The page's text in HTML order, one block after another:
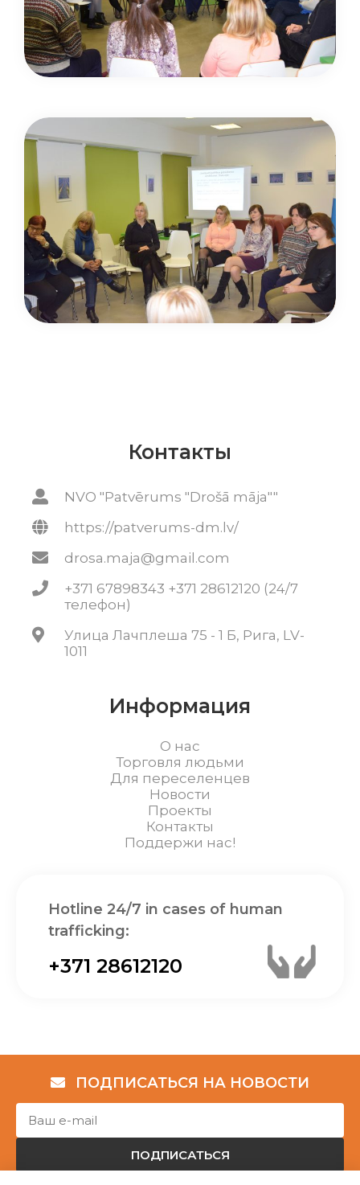
Контакты
NVO "Patvērums "Drošā māja""
https://patverums-dm.lv/
drosa.maja@gmail.com
+371 67898343 +371 28612120 (24/7
телефон)
Улица Лачплеша 75 - 1 Б, Рига, LV-
1011
Информация
О нас
Торговля людьми
Для переселенцев
Новости
Проекты
Контакты
Поддержи нас!
Hotline 24/7 in cases of human
trafficking:
+371 28612120
ПОДПИСАТЬСЯ НА НОВОСТИ
ПОДПИСАТЬСЯ